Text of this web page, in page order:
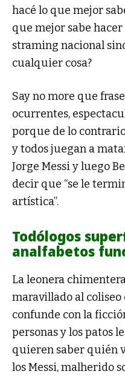
hacé lo que mejor
que mejor sabe
straming nacional
cualquier cosa?
Say no more que
ocurrentes,
porque de lo
y todos juegan a
Jorge Messi y luego
decir que “se le
artística”.
Todólogos
analfabetos
La leonera
maravillado al
confunde con la
personas y los patos
quieren saber quién
los Messi, malherido